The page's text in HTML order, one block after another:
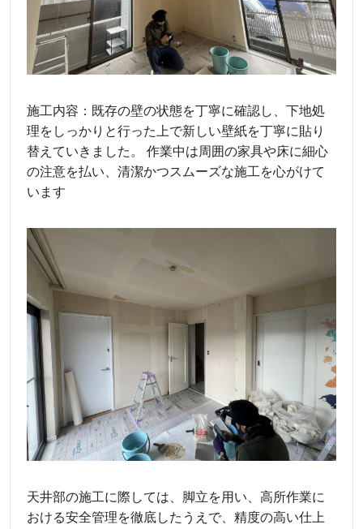
施工内容：既存の壁の状態を丁寧に確認し、下地処
理をしっかりと行った上で新しい壁紙を丁寧に貼り
替えていきました。 作業中は周囲の家具や床に細心
の注意を払い、清潔かつスムーズな施工を心がけて
います
天井部の施工に際しては、脚立を用い、高所作業に
おける安全管理を徹底したうえで、精度の高い仕上